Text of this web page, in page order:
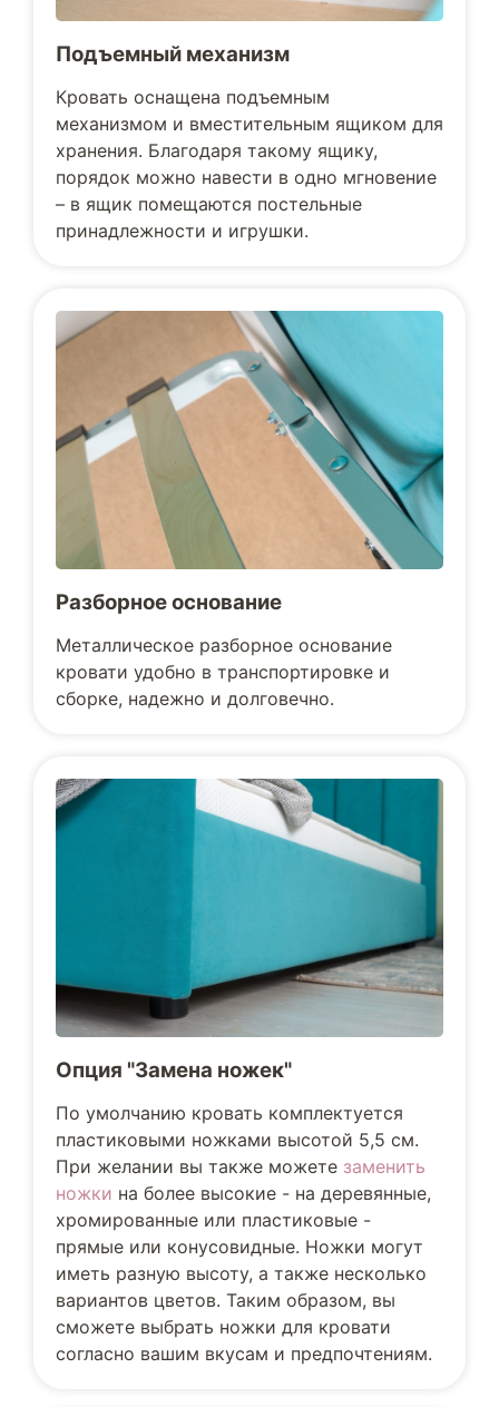
Подъемный механизм
Кровать оснащена подъемным
механизмом и вместительным ящиком для
хранения. Благодаря такому ящику,
порядок можно навести в одно мгновение
– в ящик помещаются постельные
принадлежности и игрушки.
Разборное основание
Металлическое разборное основание
кровати удобно в транспортировке и
сборке, надежно и долговечно.
Опция "Замена ножек"
По умолчанию кровать комплектуется
пластиковыми ножками высотой 5,5 см.
При желании вы также можете заменить
ножки на более высокие - на деревянные,
хромированные или пластиковые -
прямые или конусовидные. Ножки могут
иметь разную высоту, а также несколько
вариантов цветов. Таким образом, вы
сможете выбрать ножки для кровати
согласно вашим вкусам и предпочтениям.